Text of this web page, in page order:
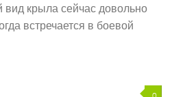
вид крыла сейчас довольно
встречается в боевой